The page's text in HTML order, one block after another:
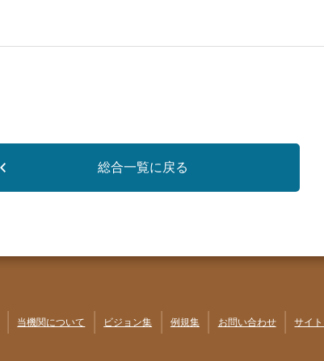
総合一覧に戻る
当機関について ビジョン集 例規集 お問い合わせ サイ